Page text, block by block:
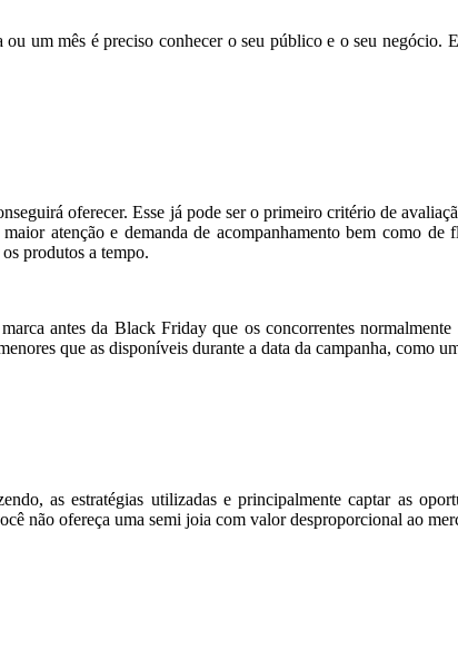
um mês é preciso conhecer o seu público e o seu negócio.
oferecer. Esse já pode ser o primeiro critério de
atenção e demanda de acompanhamento bem como
produtos a tempo.
antes da Black Friday que os concorrentes
que as disponíveis durante a data da campanha, como
as estratégias utilizadas e principalmente captar as
não ofereça uma semi joia com valor desproporcional ao